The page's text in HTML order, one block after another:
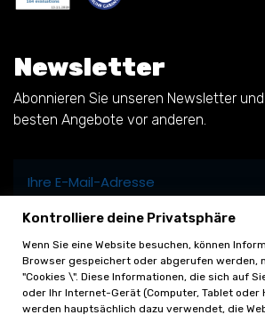
Newsletter
Abonnieren Sie unseren Newsletter
besten Angebote vor anderen.
Kontrolliere deine Privatsphäre
Wenn Sie eine Website besuchen, können
Browser gespeichert oder abgerufen werden,
"Cookies \". Diese Informationen, die sich auf
oder Ihr Internet-Gerät (Computer, Tablet oder
werden hauptsächlich dazu verwendet, die